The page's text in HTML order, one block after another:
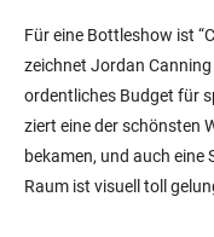
Für eine Bottleshow ist
zeichnet Jordan
ordentliches Budget für
ziert eine der schönsten
bekamen, und auch
Raum ist visuell toll